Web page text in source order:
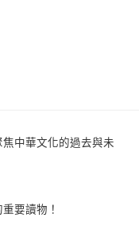
中華文化的過去與未
要讀物！